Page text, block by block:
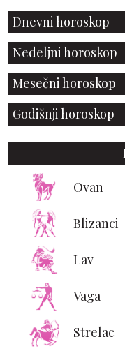
Dnevni horoskop
Nedeljni horoskop
Mesečni horoskop
Godišnji horoskop
Ovan
Blizanci
Lav
Vaga
Strelac